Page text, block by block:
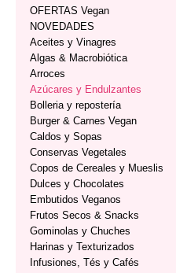
OFERTAS Vegan
NOVEDADES
Aceites y Vinagres
Algas & Macrobiótica
Arroces
Azúcares y Endulzantes
Bolleria y repostería
Burger & Carnes Vegan
Caldos y Sopas
Conservas Vegetales
Copos de Cereales y Mueslis
Dulces y Chocolates
Embutidos Veganos
Frutos Secos & Snacks
Gominolas y Chuches
Harinas y Texturizados
Infusiones, Tés y Cafés